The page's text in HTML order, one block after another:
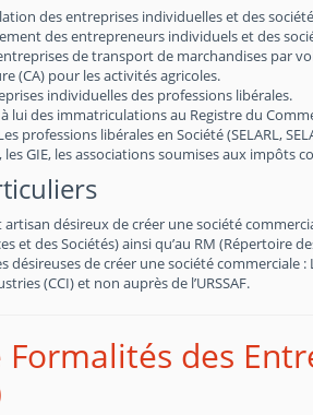
des entreprises individuelles et des
des entrepreneurs individuels et des
de transport de marchandises par
(CA) pour les activités agricoles.
individuelles des professions libérales.
à lui des immatriculations au Registre du
professions libérales en Société (SELARL,
GIE, les associations soumises aux impôts
désireux de créer une société
et des Sociétés) ainsi qu’au RM (Répertoire
désireuses de créer une société commerciale
(CCI) et non auprès de l’URSSAF.
Formalités des